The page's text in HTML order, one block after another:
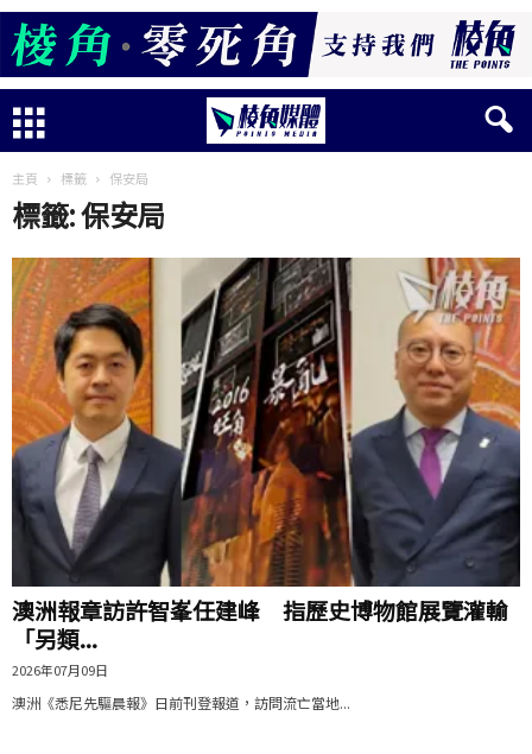
主頁 標籤 保安局
標籤: 保安局
澳洲報章訪許智峯任建峰 指歷史博物館展覽灌輸
「另類...
2026年07月09日
澳洲《悉尼先驅晨報》日前刊登報道，訪問流亡當地...